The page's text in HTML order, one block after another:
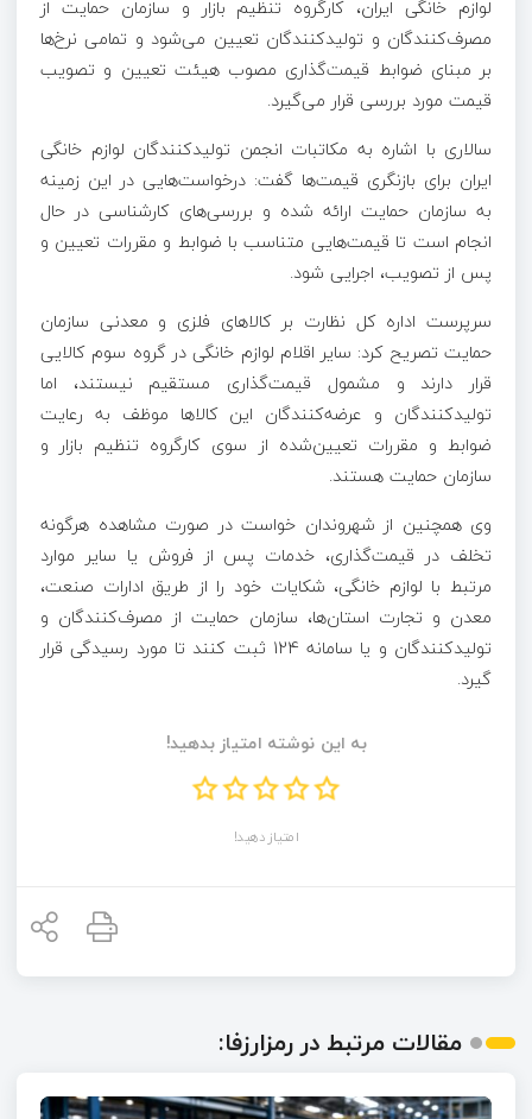
لوازم خانگی ایران، کارگروه تنظیم بازار و سازمان حمایت از
مصرف‌کنندگان و تولیدکنندگان تعیین می‌شود و تمامی نرخ‌ها
بر مبنای ضوابط قیمت‌گذاری مصوب هیئت تعیین و تصویب
قیمت مورد بررسی قرار می‌گیرد.
سالاری با اشاره به مکاتبات انجمن تولیدکنندگان لوازم خانگی
ایران برای بازنگری قیمت‌ها گفت: درخواست‌هایی در این زمینه
به سازمان حمایت ارائه شده و بررسی‌های کارشناسی در حال
انجام است تا قیمت‌هایی متناسب با ضوابط و مقررات تعیین و
پس از تصویب، اجرایی شود.
سرپرست اداره کل نظارت بر کالاهای فلزی و معدنی سازمان
حمایت تصریح کرد: سایر اقلام لوازم خانگی در گروه سوم کالایی
قرار دارند و مشمول قیمت‌گذاری مستقیم نیستند، اما
تولیدکنندگان و عرضه‌کنندگان این کالاها موظف به رعایت
ضوابط و مقررات تعیین‌شده از سوی کارگروه تنظیم بازار و
سازمان حمایت هستند.
وی همچنین از شهروندان خواست در صورت مشاهده هرگونه
تخلف در قیمت‌گذاری، خدمات پس از فروش یا سایر موارد
مرتبط با لوازم خانگی، شکایات خود را از طریق ادارات صنعت،
معدن و تجارت استان‌ها، سازمان حمایت از مصرف‌کنندگان و
تولیدکنندگان و یا سامانه 124 ثبت کنند تا مورد رسیدگی قرار
گیرد.
به این نوشته امتیاز بدهید!
امتیاز دهید!
مقالات مرتبط در رمزارزفا: